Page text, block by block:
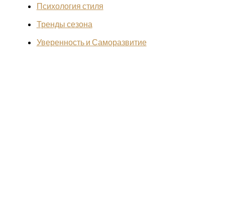
Психология стиля
Тренды сезона
Уверенность и Саморазвитие